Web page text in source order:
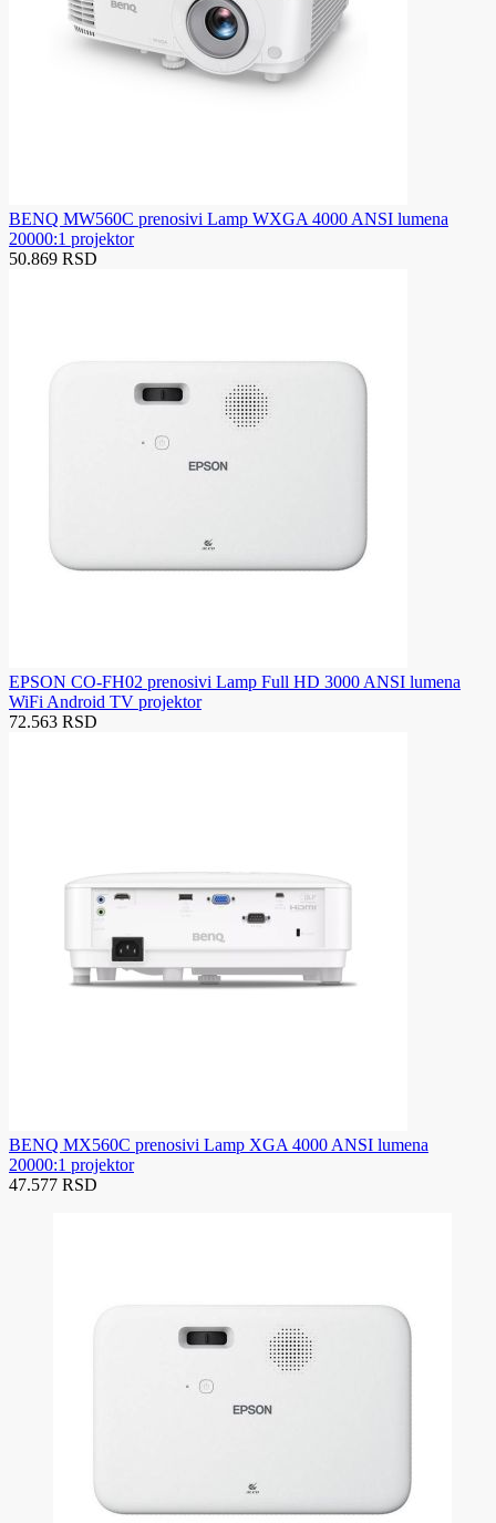
BENQ MW560C prenosivi Lamp WXGA 4000 ANSI lumena
20000:1 projektor
50.869 RSD
EPSON CO-FH02 prenosivi Lamp Full HD 3000 ANSI lumena
WiFi Android TV projektor
72.563 RSD
BENQ MX560C prenosivi Lamp XGA 4000 ANSI lumena
20000:1 projektor
47.577 RSD